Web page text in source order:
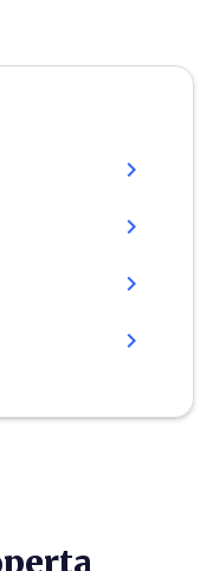
chevron_right
chevron_right
chevron_right
chevron_right